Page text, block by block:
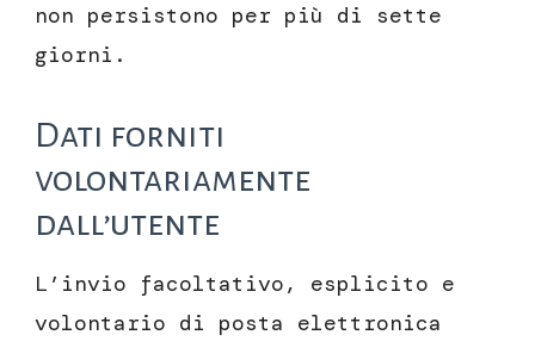
non persistono per più di sette
giorni.
Dati forniti
volontariamente
dall’utente
L’invio facoltativo, esplicito e
volontario di posta elettronica